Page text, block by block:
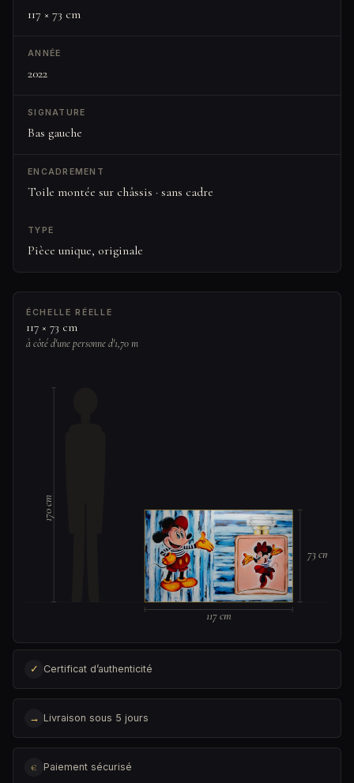
117 × 73 cm
ANNÉE
2022
SIGNATURE
Bas gauche
ENCADREMENT
Toile montée sur châssis · sans cadre
TYPE
Pièce unique, originale
ÉCHELLE RÉELLE
117 × 73 cm
à côté d'une personne d'1,70 m
117 cm
73 cm
170 cm
✓ Certificat d’authenticité
→ Livraison sous 5 jours
€ Paiement sécurisé